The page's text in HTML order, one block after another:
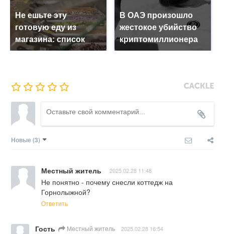
Не ешьте эту
готовую еду из
магазина: список
В ОАЭ произошло
жестокое убийство
криптомиллионера
Новые (3)
Местный житель 2025.02.28 11:48
Не понятно - почему снесли коттедж на
Горнолыжной?
Ответить
Гость Местный житель 2025.02.28 16:54